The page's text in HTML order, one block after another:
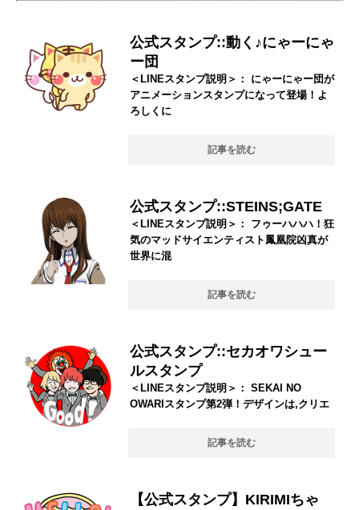
公式スタンプ::動く♪にゃーにゃ
ー団
＜LINEスタンプ説明＞： にゃーにゃー団が
アニメーションスタンプになって登場！よ
ろしくに
記事を読む
公式スタンプ::STEINS;GATE
＜LINEスタンプ説明＞： フゥーハハハ！狂
気のマッドサイエンティスト鳳凰院凶真が
世界に混
記事を読む
公式スタンプ::セカオワシュー
ルスタンプ
＜LINEスタンプ説明＞： SEKAI NO
OWARIスタンプ第2弾！デザインは,クリエ
記事を読む
【公式スタンプ】KIRIMIちゃ